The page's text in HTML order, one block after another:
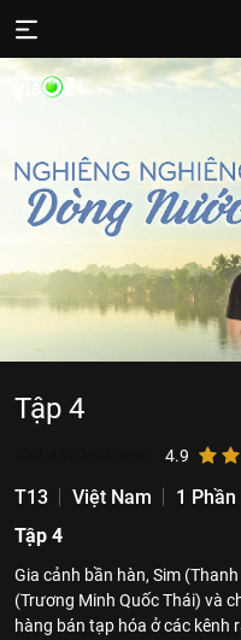
Tập 4
4.9
T13 Việt Nam 1 Phần
Tập 4
Gia cảnh bần hàn, Sim
(Trương Minh Quốc Thái) và
hàng bán tạp hóa ở các kênh